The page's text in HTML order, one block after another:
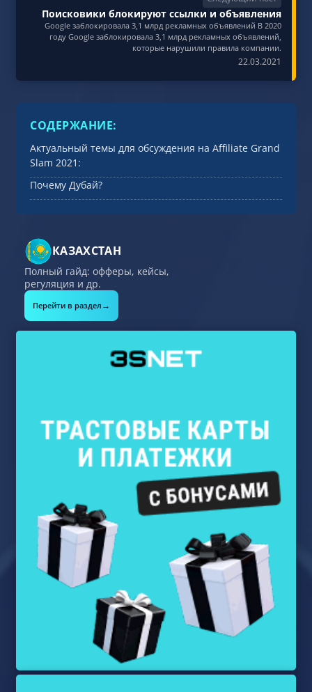
Поисковики блокируют ссылки и объявления
Google заблокировала 3,1 млрд рекламных объявлений В 2020
году Google заблокировала 3,1 млрд рекламных объявлений,
которые нарушили правила компании.
22.03.2021
СОДЕРЖАНИЕ:
Актуальный темы для обсуждения на Affiliate Grand
Slam 2021:
Почему Дубай?
КАЗАХСТАН
Полный гайд: офферы, кейсы,
регуляция и др.
Перейти в раздел →